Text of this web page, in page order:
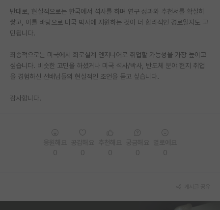
반도체 아카데미
반대로, 현실적으로는 한국에서 석사를 하며 연구 성과와 추천서를 확실히
쌓고, 이를 바탕으로 미국 박사에 지원하는 것이 더 합리적인 경로일지도 고
민됩니다.
최종적으로는 미국에서 회로설계 엔지니어로 취업할 가능성을 가장 높이고
싶습니다. 비슷한 고민을 하셨거나 미국 석사/박사, 반도체 분야 현지 취업
을 경험하신 선배님들의 현실적인 조언을 듣고 싶습니다.
감사합니다.